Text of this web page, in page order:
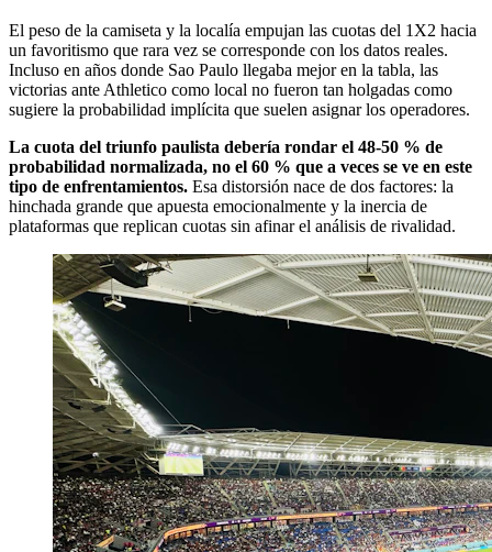
El peso de la camiseta y la localía empujan las cuotas del 1X2 hacia
un favoritismo que rara vez se corresponde con los datos reales.
Incluso en años donde Sao Paulo llegaba mejor en la tabla, las
victorias ante Athletico como local no fueron tan holgadas como
sugiere la probabilidad implícita que suelen asignar los operadores.
La cuota del triunfo paulista debería rondar el 48-50 % de
probabilidad normalizada, no el 60 % que a veces se ve en este
tipo de enfrentamientos. Esa distorsión nace de dos factores: la
hinchada grande que apuesta emocionalmente y la inercia de
plataformas que replican cuotas sin afinar el análisis de rivalidad.